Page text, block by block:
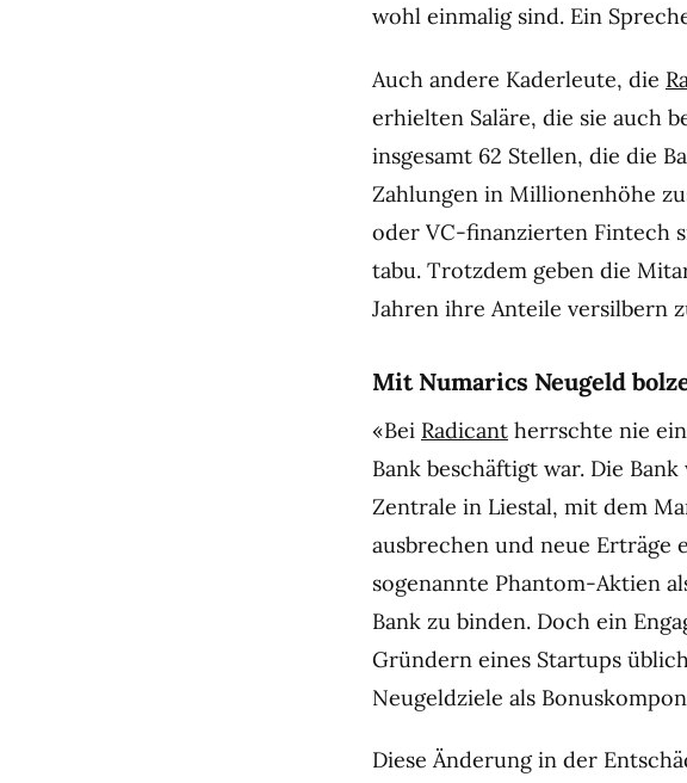
wohl einmalig sind. Ein
Auch andere Kaderleute, die
erhielten Saläre, die sie auch
insgesamt 62 Stellen, die die
Zahlungen in Millionenhöhe
oder VC-finanzierten Fintech
tabu. Trotzdem geben die
Jahren ihre Anteile versilbern
Mit Numarics Neugeld
«Bei Radicant herrschte nie
Bank beschäftigt war. Die
Zentrale in Liestal, mit dem
ausbrechen und neue Erträge
sogenannte Phantom-Aktien
Bank zu binden. Doch ein
Gründern eines Startups
Neugeldziele als
Diese Änderung in der